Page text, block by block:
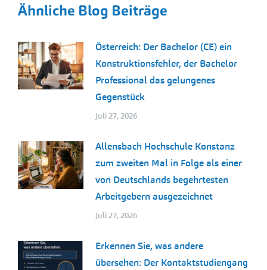
Ähnliche Blog Beiträge
Österreich: Der Bachelor (CE) ein
Konstruktionsfehler, der Bachelor
Professional das gelungenes
Gegenstück
Juli 27, 2026
Allensbach Hochschule Konstanz
zum zweiten Mal in Folge als einer
von Deutschlands begehrtesten
Arbeitgebern ausgezeichnet
Juli 27, 2026
Erkennen Sie, was andere
übersehen: Der Kontaktstudiengang